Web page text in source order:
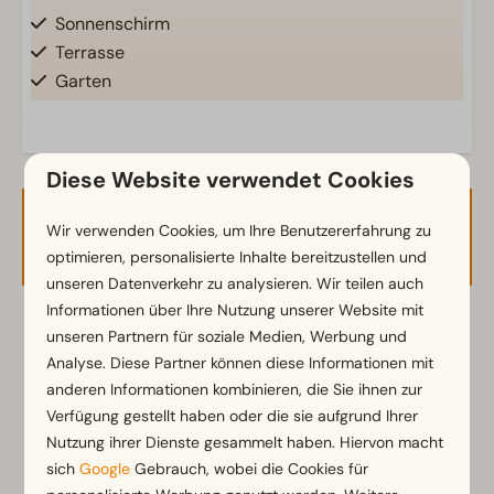
Sonnenschirm
Terrasse
Garten
Küche
Kombi-Mikrowelle
Gasherd
Kühl-/Gefrierkombination
Kaffeemaschine
Wasserkocher
Standort
Freistehend
Verfügbarkeit und Preis
2 Gäste
Fr 21-08-2026 Sa 22-08-2026
Do
20 Aug
Fr
21 Aug
Diese Website verwendet Cookies
Wir verwenden Cookies, um Ihre Benutzererfahrung zu
optimieren, personalisierte Inhalte bereitzustellen und
unseren Datenverkehr zu analysieren. Wir teilen auch
Informationen über Ihre Nutzung unserer Website mit
unseren Partnern für soziale Medien, Werbung und
Analyse. Diese Partner können diese Informationen mit
anderen Informationen kombinieren, die Sie ihnen zur
Verfügung gestellt haben oder die sie aufgrund Ihrer
Nutzung ihrer Dienste gesammelt haben. Hiervon macht
sichGoogle Gebrauch, wobei die Cookies für